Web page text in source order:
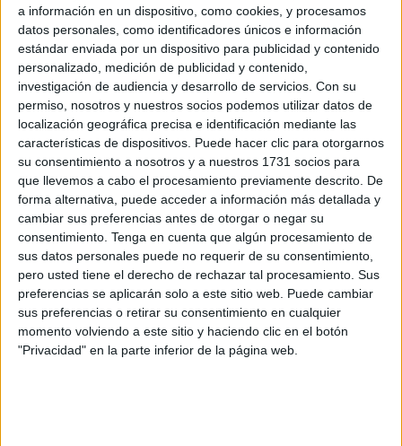
a información en un dispositivo, como cookies, y procesamos
datos personales, como identificadores únicos e información
estándar enviada por un dispositivo para publicidad y contenido
personalizado, medición de publicidad y contenido,
investigación de audiencia y desarrollo de servicios. Con su
permiso, nosotros y nuestros socios podemos utilizar datos de
localización geográfica precisa e identificación mediante las
características de dispositivos. Puede hacer clic para otorgarnos
su consentimiento a nosotros y a nuestros 1731 socios para
que llevemos a cabo el procesamiento previamente descrito. De
forma alternativa, puede acceder a información más detallada y
cambiar sus preferencias antes de otorgar o negar su
consentimiento. Tenga en cuenta que algún procesamiento de
sus datos personales puede no requerir de su consentimiento,
pero usted tiene el derecho de rechazar tal procesamiento. Sus
preferencias se aplicarán solo a este sitio web. Puede cambiar
sus preferencias o retirar su consentimiento en cualquier
momento volviendo a este sitio y haciendo clic en el botón
"Privacidad" en la parte inferior de la página web.
una boya y una garrafa de gasolina para intentar pasar
desapercibido.
La intervención se llevó a cabo cuando los agentes
estaban realizando labores de vigilancia en el puesto
ubicado en el puerto deportivo y procedieron a identificar a
dos varones a bordo de una embarcación semirrígida
con motor fuera borda.